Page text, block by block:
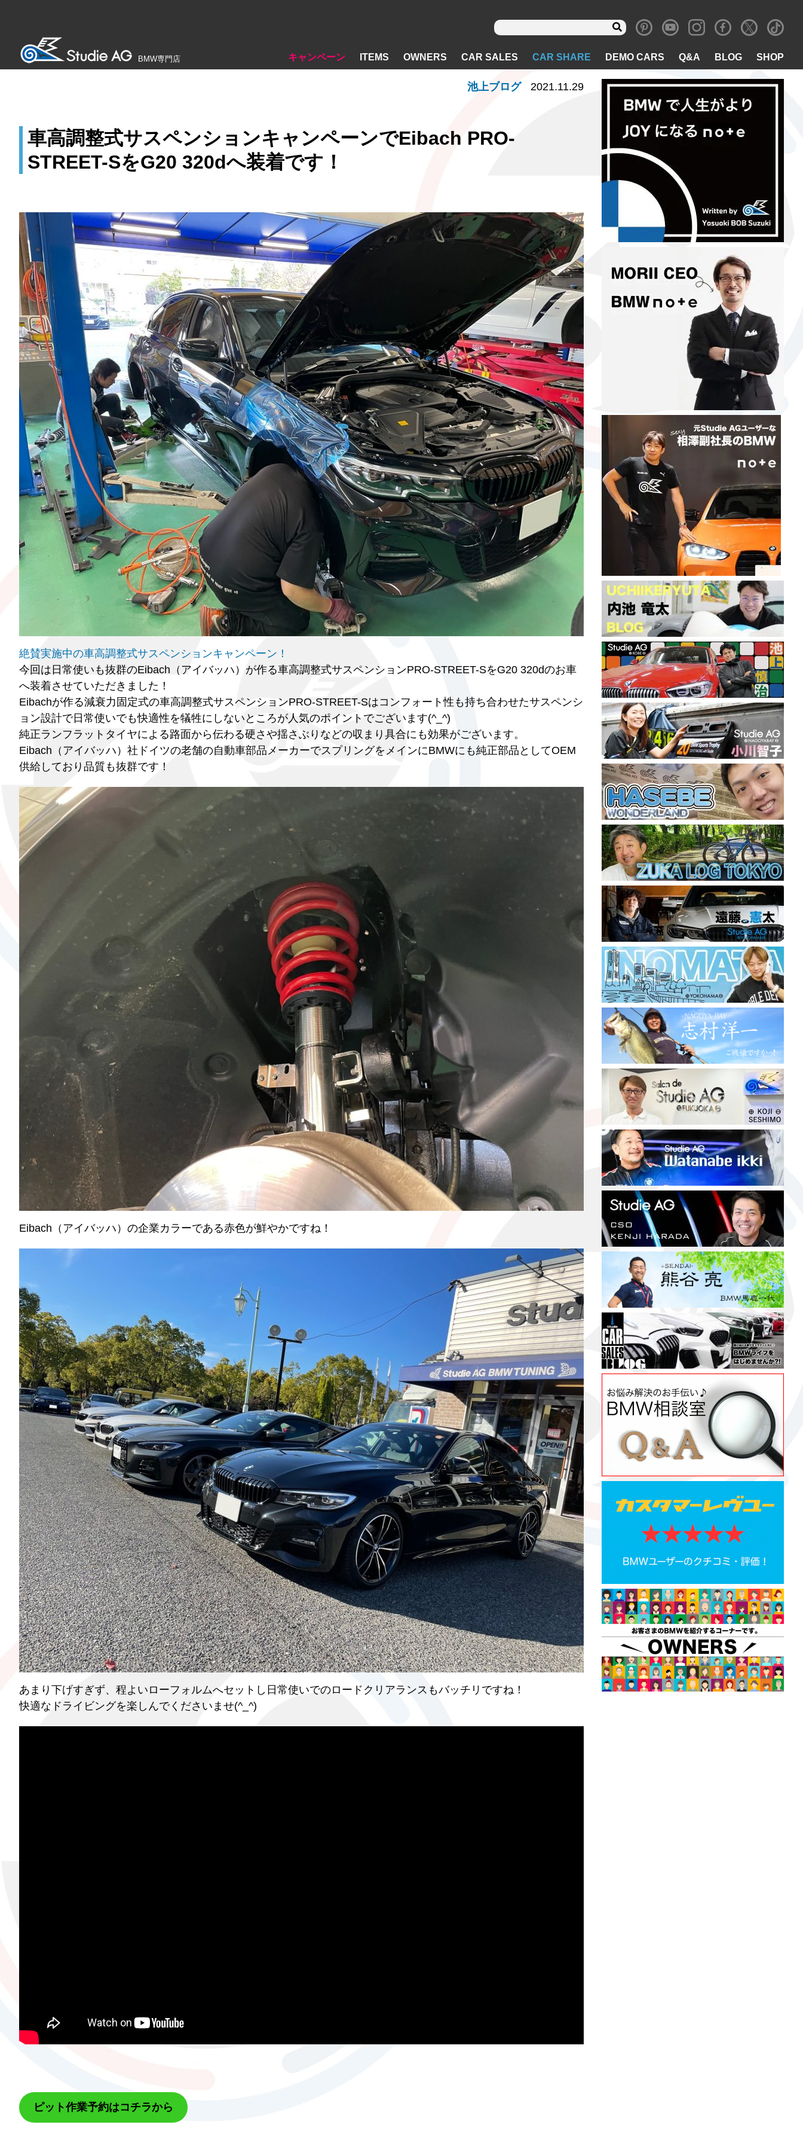
BMW専門店 キャンペーン ITEMS OWNERS CAR SALES CAR SHARE DEMO CARS Q&A BLOG SHOP
車高調整式サスペンションキャンペーンでEibach PRO-
STREET-SをG20 320dへ装着です！
池上ブログ 2021.11.29
絶賛実施中の車高調整式サスペンションキャンペーン！
今回は日常使いも抜群のEibach（アイバッハ）が作る車高調整式サスペンションPRO-STREET-SをG20 320dのお車
へ装着させていただきました！
Eibachが作る減衰力固定式の車高調整式サスペンションPRO-STREET-Sはコンフォート性も持ち合わせたサスペンシ
ョン設計で日常使いでも快適性を犠牲にしないところが人気のポイントでございます(^_^)
純正ランフラットタイヤによる路面から伝わる硬さや揺さぶりなどの収まり具合にも効果がございます。
Eibach（アイバッハ）社ドイツの老舗の自動車部品メーカーでスプリングをメインにBMWにも純正部品としてOEM
供給しており品質も抜群です！
Eibach（アイバッハ）の企業カラーである赤色が鮮やかですね！
あまり下げすぎず、程よいローフォルムへセットし日常使いでのロードクリアランスもバッチリですね！
快適なドライビングを楽しんでくださいませ(^_^)
ピット作業予約はコチラから